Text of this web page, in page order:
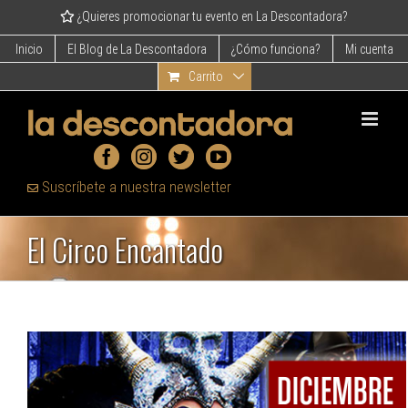
content
¿Quieres promocionar tu evento en La Descontadora?
Inicio El Blog de La Descontadora ¿Cómo funciona?
Mi cuenta
Carrito
Suscríbete a nuestra newsletter
El Circo Encantado